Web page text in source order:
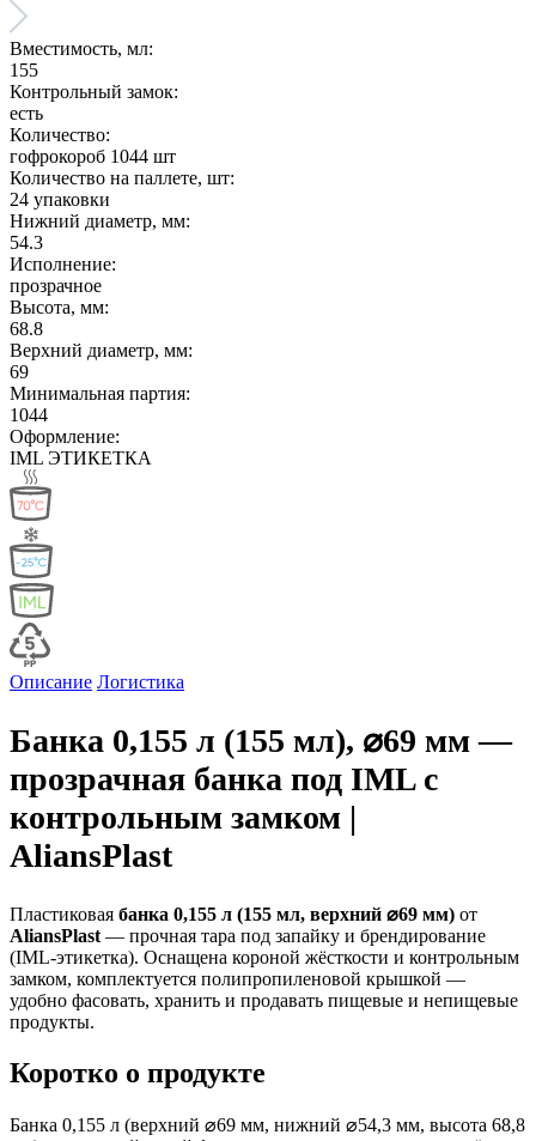
Вместимость, мл:
155
Контрольный замок:
есть
Количество:
гофрокороб 1044 шт
Количество на паллете, шт:
24 упаковки
Нижний диаметр, мм:
54.3
Исполнение:
прозрачное
Высота, мм:
68.8
Верхний диаметр, мм:
69
Минимальная партия:
1044
Оформление:
IML ЭТИКЕТКА
Описание Логистика
Банка 0,155 л (155 мл), ⌀69 мм —
прозрачная банка под IML с
контрольным замком |
AliansPlast
Пластиковая банка 0,155 л (155 мл, верхний ⌀69 мм) от
AliansPlast — прочная тара под запайку и брендирование
(IML-этикетка). Оснащена короной жёсткости и контрольным
замком, комплектуется полипропиленовой крышкой —
удобно фасовать, хранить и продавать пищевые и непищевые
продукты.
Коротко о продукте
Банка 0,155 л (верхний ⌀69 мм, нижний ⌀54,3 мм, высота 68,8